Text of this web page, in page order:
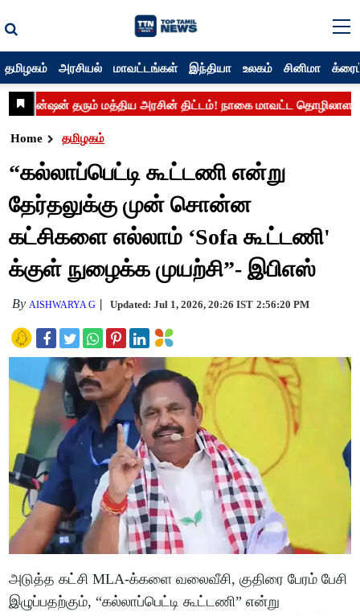
தமிழகம் அரசியல் மாவட்டங்கள் இந்தியா உலகம் சினிமா
Home தமிழகம்
“கல்லாப்பெட்டி கூட்டணி என்று
தேர்தலுக்கு முன் சொன்ன
கட்சிகளை எல்லாம் ‘Sofa கூட்டணி'
க்குள் நுழைக்க முயற்சி”- இபிஎஸ்
By AISHWARYA G Updated: Jul 1, 2026, 20:26 IST 2:56:20 PM
அடுத்த கட்சி MLA-க்களை வலைவீசி, குதிரை பேரம் பேசி
இழுப்பதற்கும், “கல்லாப்பெட்டி கூட்டணி” என்று